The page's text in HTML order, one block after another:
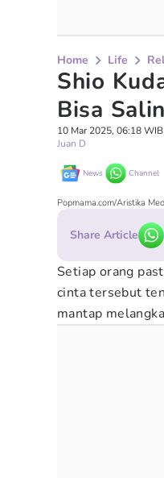
Home Life
Shio
Bisa
10 Mar 2025, 06:18 WIB
Juan D
News Channel
Popmama.com/Aristika
Share Article
Setiap orang
cinta tersebut
mantap